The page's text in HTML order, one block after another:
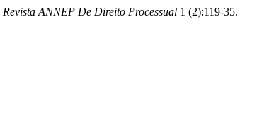
Revista ANNEP De Direito Processual 1 (2):119-35.